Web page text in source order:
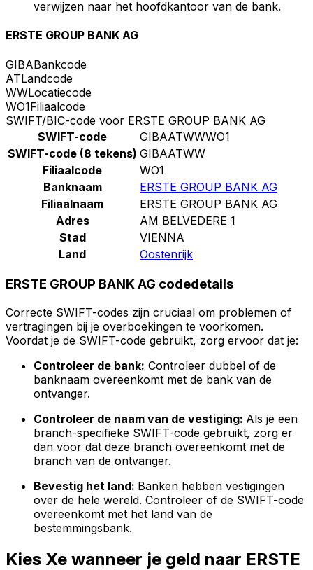
verwijzen naar het hoofdkantoor van de bank.
ERSTE GROUP BANK AG
GIBABankcode
ATLandcode
WWLocatiecode
WO1Filiaalcode
SWIFT/BIC-code voor ERSTE GROUP BANK AG
SWIFT-code
GIBAATWWWO1
SWIFT-code (8 tekens) GIBAATWW
Filiaalcode
WO1
Banknaam
ERSTE GROUP BANK AG
Filiaalnaam
ERSTE GROUP BANK AG
Adres
AM BELVEDERE 1
Stad
VIENNA
Land
Oostenrijk
ERSTE GROUP BANK AG codedetails
Correcte SWIFT-codes zijn cruciaal om problemen of
vertragingen bij je overboekingen te voorkomen.
Voordat je de SWIFT-code gebruikt, zorg ervoor dat je:
Controleer de bank: Controleer dubbel of de
banknaam overeenkomt met de bank van de
ontvanger.
Controleer de naam van de vestiging: Als je een
branch-specifieke SWIFT-code gebruikt, zorg er
dan voor dat deze branch overeenkomt met de
branch van de ontvanger.
Bevestig het land: Banken hebben vestigingen
over de hele wereld. Controleer of de SWIFT-code
overeenkomt met het land van de
bestemmingsbank.
Kies Xe wanneer je geld naar ERSTE